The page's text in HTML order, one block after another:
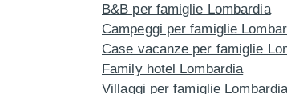
B&B per famiglie Lombardia
Campeggi per famiglie
Case vacanze per famiglie
Family hotel Lombardia
Villaggi per famiglie Lombardia